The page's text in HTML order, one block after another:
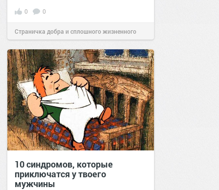
0 0
Страничка добра и сплошного жизненного
позитива!20:5424 окт 2024
10 синдромов, которые
приключатся у твоего
мужчины